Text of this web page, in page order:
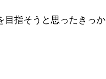
指そうと思ったきっか